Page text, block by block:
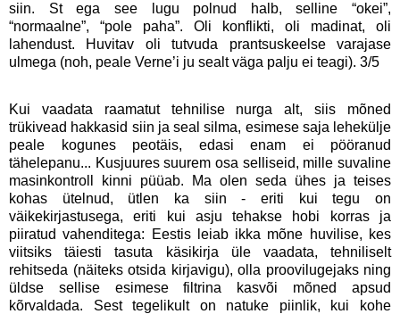
siin. St ega see lugu polnud halb, selline “okei”,
“normaalne”, “pole paha”. Oli konflikti, oli madinat, oli
lahendust. Huvitav oli tutvuda prantsuskeelse varajase
ulmega (noh, peale Verne’i ju sealt väga palju ei teagi). 3/5
Kui vaadata raamatut tehnilise nurga alt, siis mõned
trükivead hakkasid siin ja seal silma, esimese saja lehekülje
peale kogunes peotäis, edasi enam ei pööranud
tähelepanu... Kusjuures suurem osa selliseid, mille suvaline
masinkontroll kinni püüab. Ma olen seda ühes ja teises
kohas ütelnud, ütlen ka siin - eriti kui tegu on
väikekirjastusega, eriti kui asju tehakse hobi korras ja
piiratud vahenditega: Eestis leiab ikka mõne huvilise, kes
viitsiks täiesti tasuta käsikirja üle vaadata, tehniliselt
rehitseda (näiteks otsida kirjavigu), olla proovilugejaks ning
üldse sellise esimese filtrina kasvõi mõned apsud
kõrvaldada. Sest tegelikult on natuke piinlik, kui kohe